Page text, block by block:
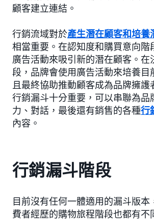
顧客建立連結。
行銷流域對於產生潛在顧客和培養
相當重要。在認知度和購買意向階
廣告活動來吸引新的潛在顧客。在
段，品牌會使用廣告活動來培養目
且最終協助推動顧客成為品牌擁護
行銷漏斗十分重要，可以串聯為品
力、對話，最後還有銷售的各種行
內容。
行銷漏斗階段
目前沒有任何一體適用的漏斗版本
費者經歷的購物旅程階段也都有不